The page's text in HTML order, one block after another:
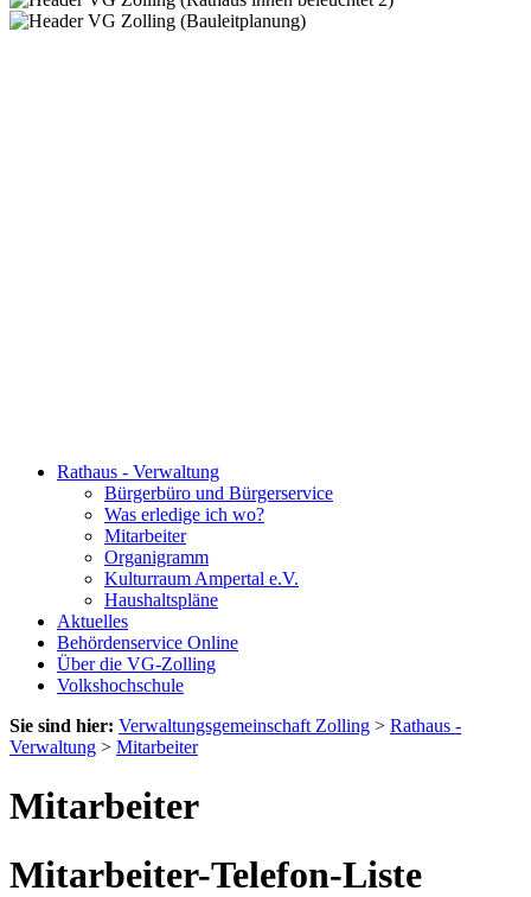
Rathaus - Verwaltung
Bürgerbüro und Bürgerservice
Was erledige ich wo?
Mitarbeiter
Organigramm
Kulturraum Ampertal e.V.
Haushaltspläne
Aktuelles
Behördenservice Online
Über die VG-Zolling
Volkshochschule
Sie sind hier: Verwaltungsgemeinschaft Zolling > Rathaus -
Verwaltung > Mitarbeiter
Mitarbeiter
Mitarbeiter-Telefon-Liste